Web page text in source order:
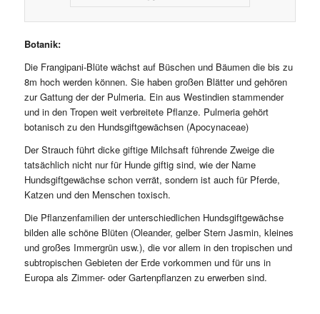
Botanik:
Die Frangipani-Blüte wächst auf Büschen und Bäumen die bis zu
8m hoch werden können. Sie haben großen Blätter und gehören
zur Gattung der der Pulmeria. Ein aus Westindien stammender
und in den Tropen weit verbreitete Pflanze. Pulmeria gehört
botanisch zu den Hundsgiftgewächsen (Apocynaceae)
Der Strauch führt dicke giftige Milchsaft führende Zweige die
tatsächlich nicht nur für Hunde giftig sind, wie der Name
Hundsgiftgewächse schon verrät, sondern ist auch für Pferde,
Katzen und den Menschen toxisch.
Die Pflanzenfamilien der unterschiedlichen Hundsgiftgewächse
bilden alle schöne Blüten (Oleander, gelber Stern Jasmin, kleines
und großes Immergrün usw.), die vor allem in den tropischen und
subtropischen Gebieten der Erde vorkommen und für uns in
Europa als Zimmer- oder Gartenpflanzen zu erwerben sind.